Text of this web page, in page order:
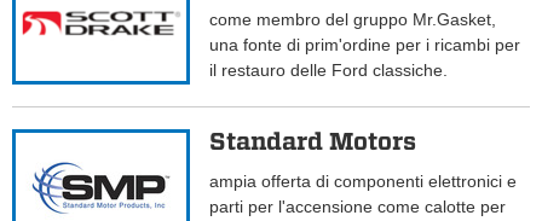
come membro del gruppo Mr.Gasket,
una fonte di prim'ordine per i ricambi per
il restauro delle Ford classiche.
Standard Motors
ampia offerta di componenti elettronici e
parti per l'accensione come calotte per